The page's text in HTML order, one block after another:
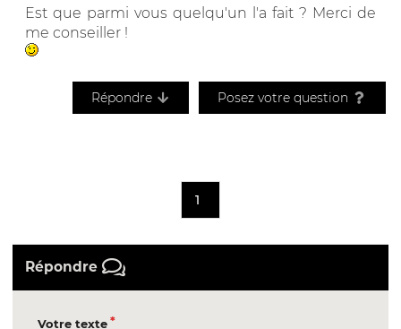
Est que parmi vous quelqu'un l'a fait ? Merci de
me conseiller !
Répondre Posez votre question
1
Répondre
Votre texte